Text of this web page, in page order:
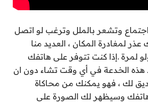
وتشعر بالملل وترغب لو اتصل
لمغادرة المكان ، العديد منا
لمرة .إذا كنت تتوفر على هاتفك
هذه الخدعة في أي وقت تشاء دون ان
لك ، فهو يمكنك من محاكاة
وسيظهر لك الصورة على